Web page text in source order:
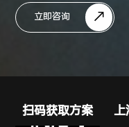
立即咨询
扫码获取方案 上